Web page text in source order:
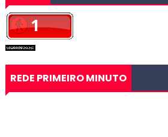
REDE PRIMEIRO MINUTO